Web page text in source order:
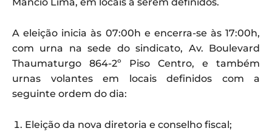
A eleição inicia às 07:00h e encerra-se às 17:00h,
com urna na sede do sindicato, Av. Boulevard
Thaumaturgo 864-2º Piso Centro, e também
urnas volantes em locais definidos com a
seguinte ordem do dia:
Eleição da nova diretoria e conselho fiscal;